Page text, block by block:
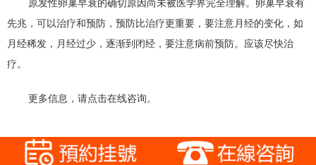
原发性卵巢早衰的确切原因尚未被医学界完全理解。卵巢早衰有
先兆，可以治疗和预防，预防比治疗更重要，要注意月经的变化，如
月经稀发，月经过少，逐渐到闭经，要注意病前预防。应该尽快治
疗。
更多信息，请点击在线咨询。